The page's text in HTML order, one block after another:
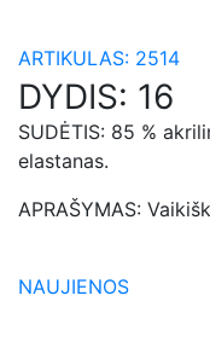
ARTIKULAS: 2514
DYDIS: 16
SUDĖTIS: 85 %
elastanas.
APRAŠYMAS:
NAUJIENOS